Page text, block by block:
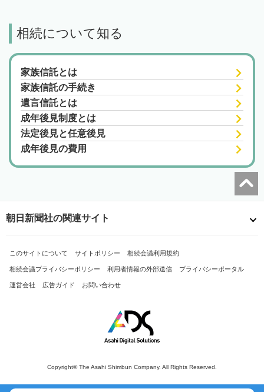
相続について知る
家族信託とは
家族信託の手続き
遺言信託とは
成年後見制度とは
法定後見と任意後見
成年後見の費用
朝日新聞社の関連サイト
このサイトについて サイトポリシー 相続会議利用規約
相続会議プライバシーポリシー 利用者情報の外部送信 プライバシーポータル
運営会社 広告ガイド お問い合わせ
Copyright© The Asahi Shimbun Company. All Rights Reserved.